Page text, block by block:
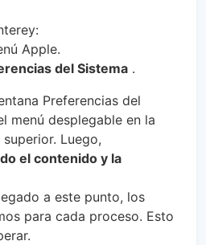
Apple.
del Sistema .
Preferencias del
menú desplegable en la
Luego,
el contenido y la
a este punto, los
para cada proceso. Esto